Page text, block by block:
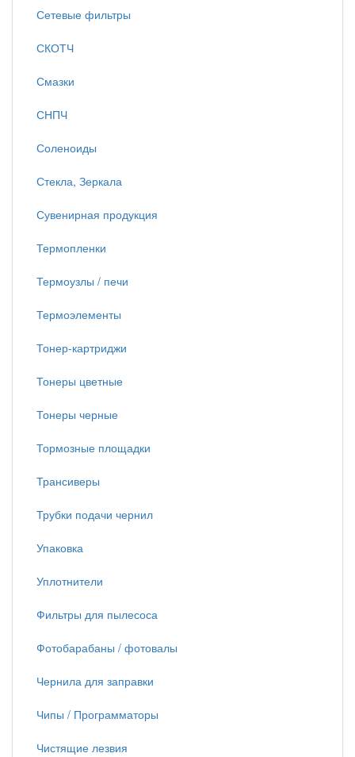
Сетевые фильтры
СКОТЧ
Смазки
СНПЧ
Соленоиды
Стекла, Зеркала
Сувенирная продукция
Термопленки
Термоузлы / печи
Термоэлементы
Тонер-картриджи
Тонеры цветные
Тонеры черные
Тормозные площадки
Трансиверы
Трубки подачи чернил
Упаковка
Уплотнители
Фильтры для пылесоса
Фотобарабаны / фотовалы
Чернила для заправки
Чипы / Программаторы
Чистящие лезвия